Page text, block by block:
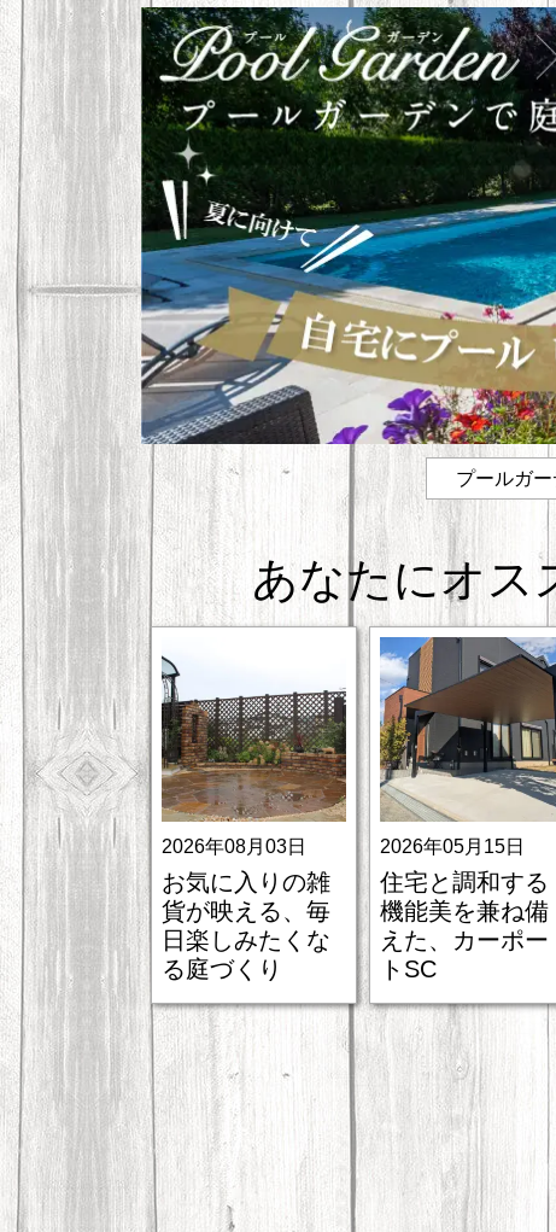
プールガ
あなたにオス
2026年08月03日
お気に入りの雑
貨が映える、毎
日楽しみたくな
る庭づくり
2026年05月15日
住宅と調和する
機能美を兼ね備
えた、カーポー
トSC